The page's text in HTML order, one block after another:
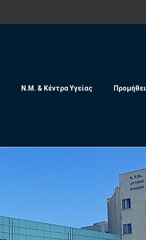
Ν.Μ. & Κέντρα Υγείας